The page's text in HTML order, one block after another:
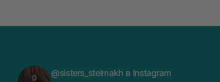
@sisters_stelmakh в Instagram